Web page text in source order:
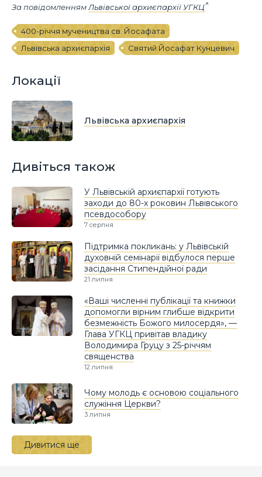
За повідомленням Львівської архиєпархії УГКЦ
400-річчя мучеництва св. Йосафата
Львівська архиєпархія
Святий Йосафат Кунцевич
Локації
Львівська архиєпархія
Дивіться також
У Львівській архиєпархії готують
заходи до 80-х роковин Львівського
псевдособору
7 серпня
Підтримка покликань: у Львівській
духовній семінарії відбулося перше
засідання Стипендійної ради
21 липня
«Ваші численні публікації та книжки
допомогли вірним глибше відкрити
безмежність Божого милосердя», —
Глава УГКЦ привітав владику
Володимира Груцу з 25-річчям
священства
12 липня
Чому молодь є основою соціального
служіння Церкви?
3 липня
Дивитися ще